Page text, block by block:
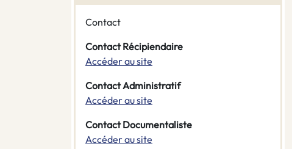
Contact
Contact Récipiendaire
Accéder au site
Contact Administratif
Accéder au site
Contact Documentaliste
Accéder au site